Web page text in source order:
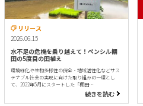
リリース
2026.06.15
水不足の危機を乗り越えて！ペンシル棚
田の5度目の田植え
環境緑化や生物多様性の保全・地域活性化などサス
テナブル社会の実現に向けた取り組みの一環とし
て、2022年5月にスタートした「棚田…
続きを読む